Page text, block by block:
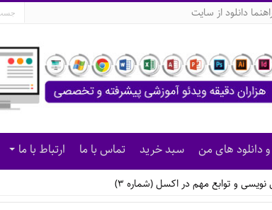
دانلود از سایت
دانلود های من سبد خرید تماس با ما ارتباط با ما
نویسی و توابع مهم در اکسل (شماره ۳)